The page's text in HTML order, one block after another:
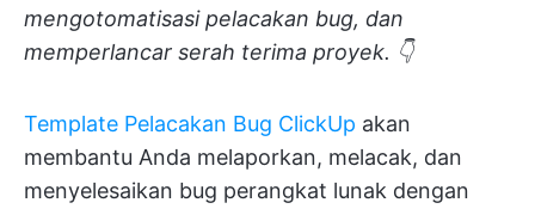
mengotomatisasi pelacakan bug, dan
memperlancar serah terima proyek. 👇
Template Pelacakan Bug ClickUp akan
membantu Anda melaporkan, melacak, dan
menyelesaikan bug perangkat lunak dengan